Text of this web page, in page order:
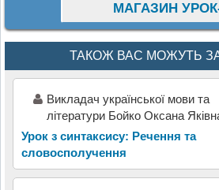
МАГАЗИН
ТАКОЖ ВАС МОЖУТЬ
Викладач української мови та
літератури Бойко Оксана
Урок з синтаксису: Речення та
словосполучення